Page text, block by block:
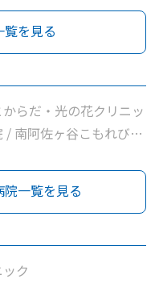
/ 長沼内科 / 医療法人社
団成宗診療所 / 今関医
医療法人社団成東会松
やすだクリニック
を見る
らだ・光の花クリニッ
/ 南阿佐ヶ谷こもれびメ
一覧を見る
ク